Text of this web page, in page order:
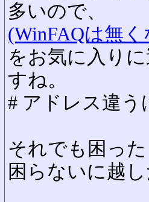
多いので、
(WinFAQは無
をお気に入り
すね。
# アドレス違
それでも困っ
困らないに越